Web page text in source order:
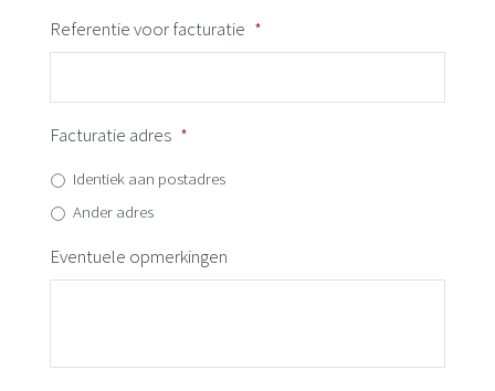
Referentie voor facturatie *
Facturatie adres *
Identiek aan postadres
Ander adres
Eventuele opmerkingen